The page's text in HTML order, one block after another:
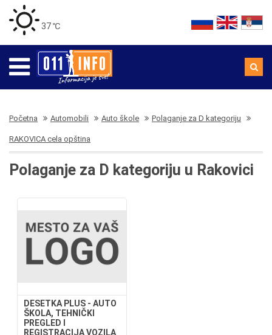
37 ℃
Početna Automobili Auto škole Polaganje za D kategoriju
RAKOVICA cela opština
Polaganje za D kategoriju u Rakovici
DESETKA PLUS - AUTO
ŠKOLA, TEHNIČKI
PREGLED I
REGISTRACIJA VOZILA